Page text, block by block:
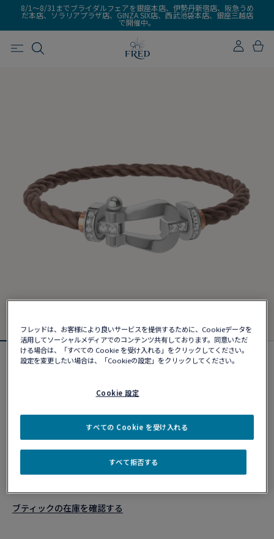
8/1～8/31までブライダルフェアを銀座本店、伊勢丹新宿店、阪急うめ
だ本店、ソラリアプラザ店、GINZA SIX店、西武池袋本店、銀座三越店
で開催中。
カスタマイズ可能
ショッピングバッグに追加
ブティックの在庫を確認する​
フレッドは、お客様により良いサービスを提供するために、Cookieデータを
活用してソーシャルメディアでのコンテンツ共有しております。同意いただ
ける場合は、「すべての Cookie を受け入れる」をクリックしてください。
設定を変更したい場合は、「Cookieの設定」をクリックしてください。
Cookie 設定
すべて拒否する
すべての Cookie を受け入れる